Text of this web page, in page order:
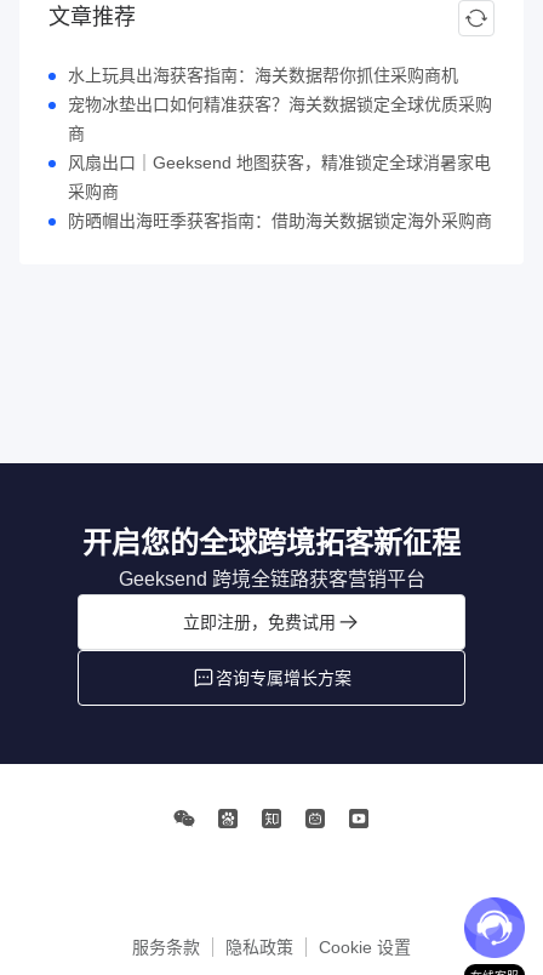
文章推荐
水上玩具出海获客指南：海关数据帮你抓住采购商机
宠物冰垫出口如何精准获客？海关数据锁定全球优质采购
商
风扇出口｜Geeksend 地图获客，精准锁定全球消暑家电
采购商
防晒帽出海旺季获客指南：借助海关数据锁定海外采购商
开启您的全球跨境拓客新征程
Geeksend 跨境全链路获客营销平台
立即注册，免费试用
咨询专属增长方案
服务条款 隐私政策 Cookie 设置